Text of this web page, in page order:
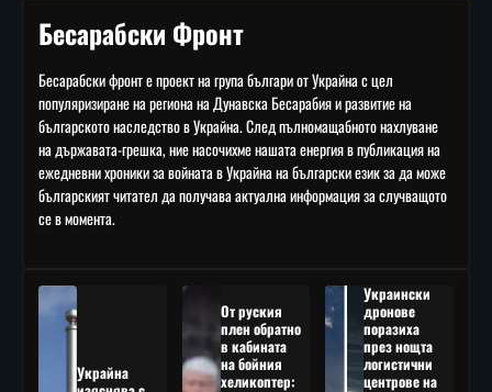
Бесарабски Фронт
Бесарабски фронт е проект на група българи от Украйна с цел
популяризиране на региона на Дунавска Бесарабия и развитие на
българското наследство в Украйна. След пълномащабното нахлуване
на държавата-грешка, ние насочихме нашата енергия в публикация на
ежедневни хроники за войната в Украйна на български език за да може
българският читател да получава актуална информация за случващото
се в момента.
Украйна
От руския
плен обратно
в кабината
на бойния
хеликоптер:
Украински
дронове
поразиха
през нощта
логистични
центрове на